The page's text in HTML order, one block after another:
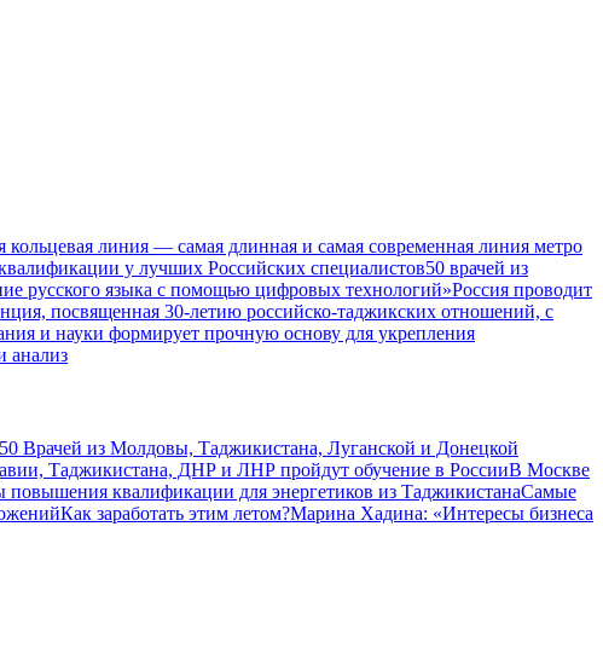
кольцевая линия — самая длинная и самая современная линия метро
у лучших Российских специалистов50 врачей из
русского языка с помощью цифровых технологий»Россия проводит
посвященная 30-летию российско-таджикских отношений, с
и науки формирует прочную основу для укрепления
анализ
50 Врачей из Молдовы, Таджикистана, Луганской и Донецкой
Таджикистана, ДНР и ЛНР пройдут обучение в РоссииВ Москве
повышения квалификации для энергетиков из ТаджикистанаСамые
Как заработать этим летом?Марина Хадина: «Интересы бизнеса